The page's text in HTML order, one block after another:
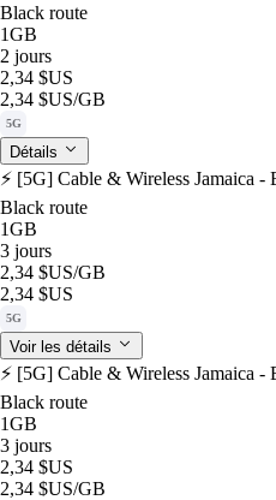
Black route
1GB
2 jours
2,34 $US
2,34 $US/GB
5G
Détails
⚡️ [5G] Cable & Wireless Jamaica
Black route
1GB
3 jours
2,34 $US/GB
2,34 $US
5G
Voir les détails
⚡️ [5G] Cable & Wireless Jamaica
Black route
1GB
3 jours
2,34 $US
2,34 $US/GB